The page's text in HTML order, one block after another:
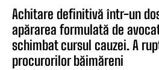
Achitare definitivă într-un
apărarea formulată de
schimbat cursul cauzei. A
procurorilor băimăreni